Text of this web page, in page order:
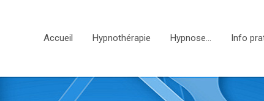
Accueil Hypnothérapie Hypnose… Info